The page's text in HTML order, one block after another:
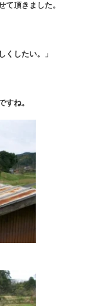
て頂きました。
くしたい。」
すね。